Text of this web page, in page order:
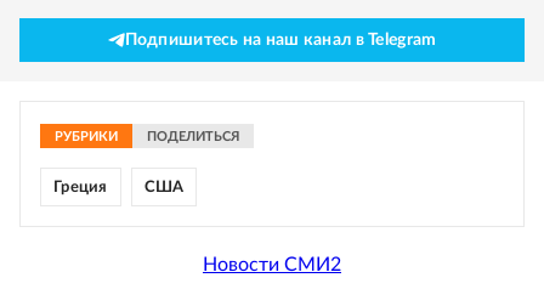
Подпишитесь на наш канал в Telegram
РУБРИКИ ПОДЕЛИТЬСЯ
Греция США
Новости СМИ2